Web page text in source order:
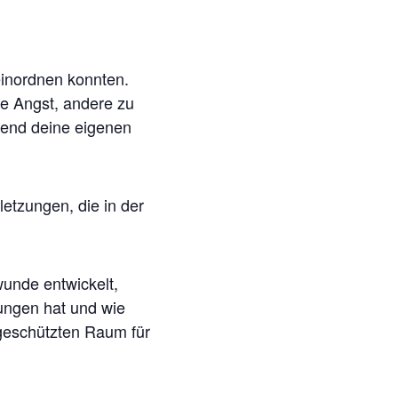
konnten.
Angst, andere zu
deine eigenen
die in der
entwickelt,
hat und wie
Raum für